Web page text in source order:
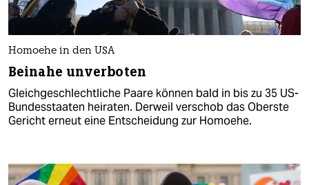
Homoehe in den USA
Beinahe unverboten
Gleichgeschlechtliche Paare können bald in bis zu 35 US-
Bundesstaaten heiraten. Derweil verschob das Oberste
Gericht erneut eine Entscheidung zur Homoehe.